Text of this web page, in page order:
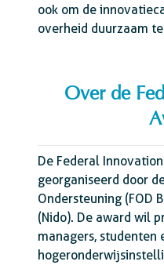
ook om de
overheid duurzaam
Over de
De Federal
georganiseerd door
Ondersteuning (FOD
(Nido). De award wil
managers, studenten